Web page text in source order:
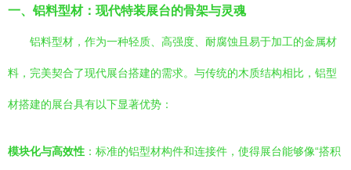
一、铝料型材：现代特装展台的骨架与灵魂
铝料型材，作为一种轻质、高强度、耐腐蚀且易于加工的金属材
料，完美契合了现代展台搭建的需求。与传统的木质结构相比，铝型
材搭建的展台具有以下显著优势：
模块化与高效性 ：标准的铝型材构件和连接件，使得展台能够像“搭积